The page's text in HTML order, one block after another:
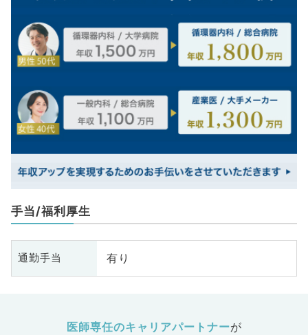
手当/福利厚生
通勤手当 有り
医師専任のキャリアパートナーが